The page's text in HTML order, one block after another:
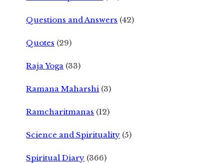
Questions and Answers (42)
Quotes (29)
Raja Yoga (33)
Ramana Maharshi (3)
Ramcharitmanas (12)
Science and Spirituality (5)
Spiritual Diary (366)